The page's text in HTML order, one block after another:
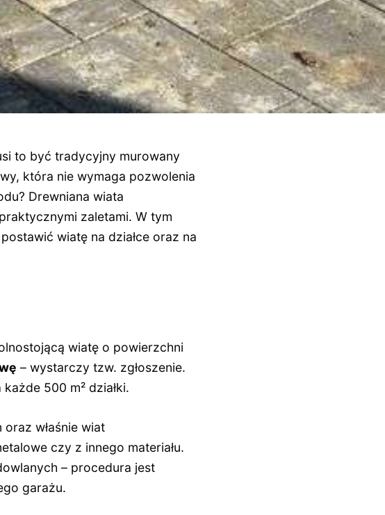
to być tradycyjny murowany
która nie wymaga pozwolenia
Drewniana wiata
zaletami. W tym
wiatę na działce oraz na
wiatę o powierzchni
– wystarczy tzw. zgłoszenie.
500 m² działki.
właśnie wiat
czy z innego materiału.
– procedura jest
garażu.